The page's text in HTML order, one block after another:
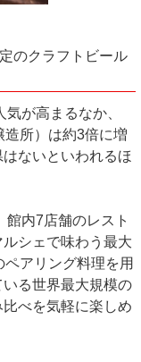
のクラフトビール
が高まるなか、
所）は約3倍に増
ないといわれるほ
内7店舗のレスト
シェで味わう最大
アリング料理を用
る世界最大規模の
べを気軽に楽しめ